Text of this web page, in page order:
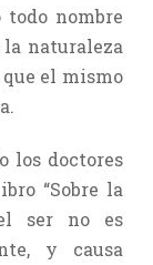
todo nombre
naturaleza
que el mismo
los doctores
“Sobre la
ser no es
y causa